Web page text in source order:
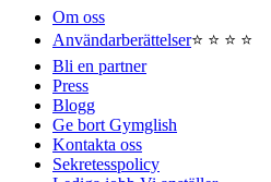
Om oss
Användarberättelser⭐️ ⭐️ ⭐️ ⭐️
Bli en partner
Press
Blogg
Ge bort Gymglish
Kontakta oss
Sekretesspolicy